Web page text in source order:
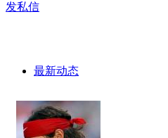
发私信
最新动态